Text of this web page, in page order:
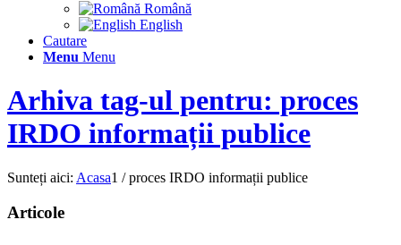
Română
English
Cautare
Menu Menu
Arhiva tag-ul pentru: proces
IRDO informații publice
Sunteți aici: Acasa1 / proces IRDO informații publice
Articole